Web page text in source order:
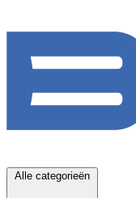
Alle categorieën